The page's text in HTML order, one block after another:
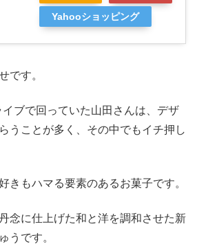
Yahooショッピング
です。
ブで回っていた山田さんは、デザ
うことが多く、その中でもイチ押し
きもハマる要素のあるお菓子です。
念に仕上げた和と洋を調和させた新
うです。